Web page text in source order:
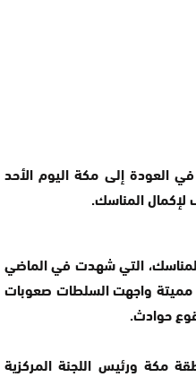
العودة إلى مكة اليوم الأحد
المناسك.
التي شهدت في الماضي
واجهت السلطات صعوبات
حوادث.
مكة ورئيس اللجنة المركزية